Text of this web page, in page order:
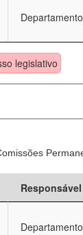
legislativo
Responsável